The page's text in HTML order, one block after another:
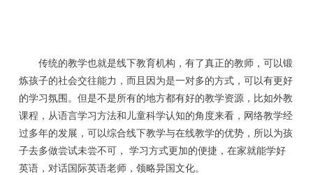
传统的教学也就是线下教育机构，有了真正的教师，可以锻
炼孩子的社会交往能力，而且因为是一对多的方式，可以有更好
的学习氛围。但是不是所有的地方都有好的教学资源，比如外教
课程，从语言学习方法和儿童科学认知的角度来看，网络教学经
过多年的发展，可以综合线下教学与在线教学的优势，所以为孩
子去多做尝试未尝不可， 学习方式更加的便捷，在家就能学好
英语，对话国际英语老师，领略异国文化。